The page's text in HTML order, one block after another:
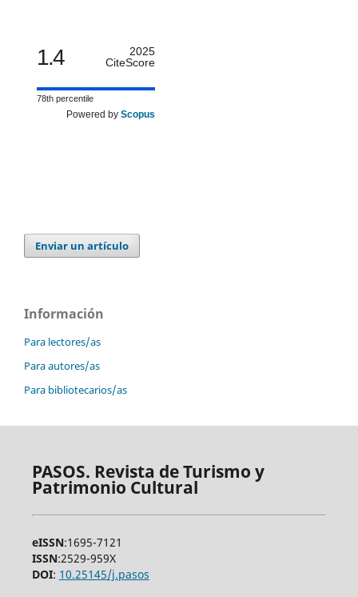
1.4
2025
CiteScore
78th percentile
Powered by Scopus
Enviar un artículo
Información
Para lectores/as
Para autores/as
Para bibliotecarios/as
PASOS. Revista de Turismo y
Patrimonio Cultural
eISSN:1695-7121
ISSN:2529-959X
DOI: 10.25145/j.pasos